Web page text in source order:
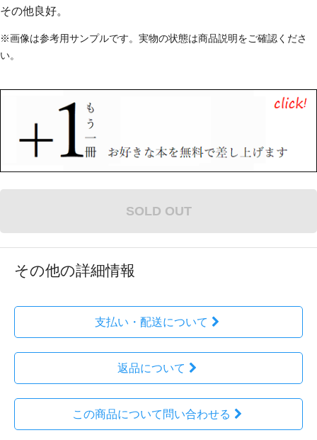
その他良好。
※画像は参考用サンプルです。実物の状態は商品説明をご確認くださ
い。
SOLD OUT
その他の詳細情報
支払い・配送について
返品について
この商品について問い合わせる